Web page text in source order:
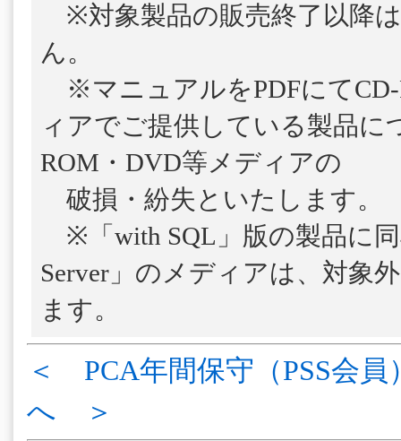
※対象製品の販売終了以降
ん。
※マニュアルをPDFにてCD-
ィアでご提供している製品に
ROM・DVD等メディアの
破損・紛失といたします。
※「with SQL」版の製品に
Server」のメディアは、対象
ます。
＜ PCA年間保守（PSS会員
へ ＞